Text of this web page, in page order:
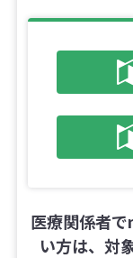
医療関係者
い方は、対